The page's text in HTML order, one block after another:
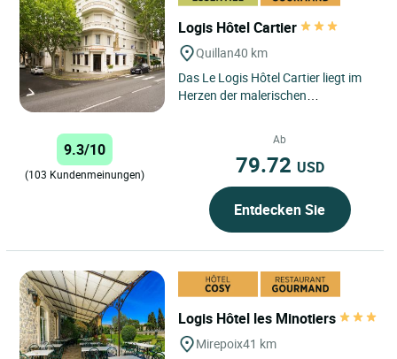
Logis Hôtel Cartier
Quillan40 km
Das Le Logis Hôtel Cartier liegt im
Herzen der malerischen
9.3/10
(103 Kundenmeinungen)
Ab
79.72 USD
Entdecken Sie
Logis Hôtel les Minotiers
Mirepoix41 km